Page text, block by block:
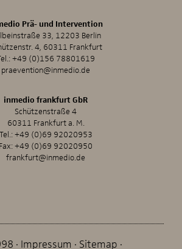
Prä- und Intervention
33, 12203 Berlin
4, 60311 Frankfurt
+49 (0)156 78801619
praevention@inmedio.de
inmedio frankfurt GbR
Schützenstraße 4
60311 Frankfurt a. M.
Tel.:+49 (0)69 92020953
Fax: +49 (0)69 92020950
frankfurt@inmedio.de
Impressum Sitemap